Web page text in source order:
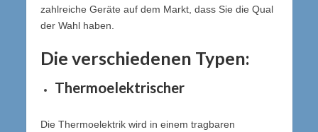
zahlreiche Geräte auf dem Markt, dass Sie die Qual
der Wahl haben.
Die verschiedenen Typen:
Thermoelektrischer
Die Thermoelektrik wird in einem tragbaren